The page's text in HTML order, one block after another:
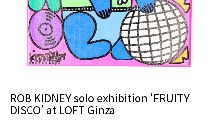
ROB KIDNEY solo exhibition ‘FRUITY
DISCO’ at LOFT Ginza